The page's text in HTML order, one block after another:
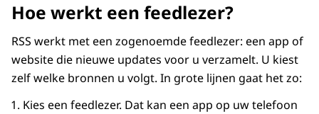
Hoe werkt een feedlezer?
RSS werkt met een zogenoemde feedlezer: een app of
website die nieuwe updates voor u verzamelt. U kiest
zelf welke bronnen u volgt. In grote lijnen gaat het zo:
Kies een feedlezer. Dat kan een app op uw telefoon